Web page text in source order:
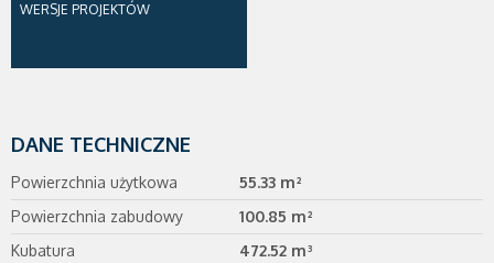
WERSJE PROJEKTÓW
DANE TECHNICZNE
Powierzchnia użytkowa
55.33 m²
Powierzchnia zabudowy
100.85 m²
Kubatura
472.52 m³